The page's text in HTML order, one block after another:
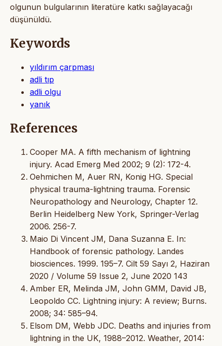
olgunun bulgularının literatüre katkı sağlayacağı
düşünüldü.
Keywords
yıldırım çarpması
adli tıp
adli olgu
yanık
References
Cooper MA. A fifth mechanism of lightning
injury. Acad Emerg Med 2002; 9 (2): 172-4.
Oehmichen M, Auer RN, Konig HG. Special
physical trauma-lightning trauma. Forensic
Neuropathology and Neurology, Chapter 12.
Berlin Heidelberg New York, Springer-Verlag
2006. 256-7.
Maio Di Vincent JM, Dana Suzanna E. In:
Handbook of forensic pathology. Landes
biosciences. 1999. 195–7. Cilt 59 Sayı 2, Haziran
2020 / Volume 59 Issue 2, June 2020 143
Amber ER, Melinda JM, John GMM, David JB,
Leopoldo CC. Lightning injury: A review; Burns.
2008; 34: 585–94.
Elsom DM, Webb JDC. Deaths and injuries from
lightning in the UK, 1988–2012. Weather, 2014: